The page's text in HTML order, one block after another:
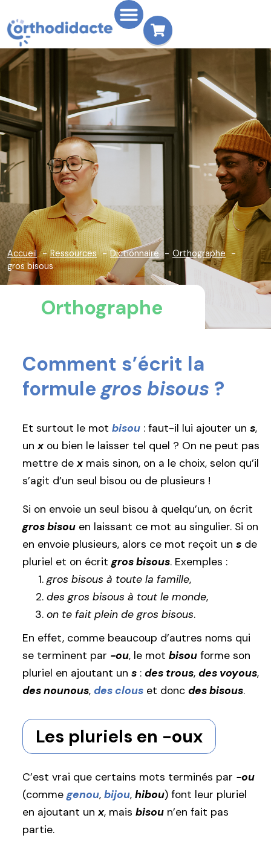
Accueil Ressources Dictionnaire
Orthographe
gros bisous
Orthographe
Comment s’écrit la
formulegros bisous ?
Et surtout le mot bisou : faut-il lui ajouter un s,
unxou bien le laisser tel quel ? On ne peut pas
mettre dexmais sinon, on a le choix, selon qu’il
s’agit d’un seul bisou ou de plusieurs !
Si on envoie un seul bisou à quelqu’un, on écrit
gros bisou en laissant ce mot au singulier. Si on
en envoie plusieurs, alors ce mot reçoit un s de
pluriel et on écrit gros bisous. Exemples :
gros bisous à toute la famille,
des gros bisous à tout le monde,
on te fait plein de gros bisous.
En effet, comme beaucoup d’autres noms qui
se terminent par -ou, le mot bisou forme son
pluriel en ajoutant un s : des trous, des voyous,
des nounous, des clous et donc des bisous.
Les pluriels en -oux
C’est vrai que certains mots terminés par -ou
(comme genou, bijou, hibou) font leur pluriel
en ajoutant unx, mais bisou n’en fait pas
partie.